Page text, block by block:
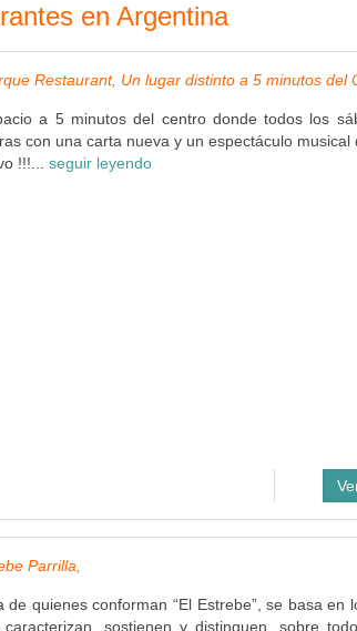
en Argentina
Restaurant, Un lugar distinto a 5 minutos del
a 5 minutos del centro donde todos los
con una carta nueva y un espectáculo musical
!!!... seguir leyendo
Parrilla,
de quienes conforman “El Estrebe”, se basa en
sostienen y distinguen, sobre